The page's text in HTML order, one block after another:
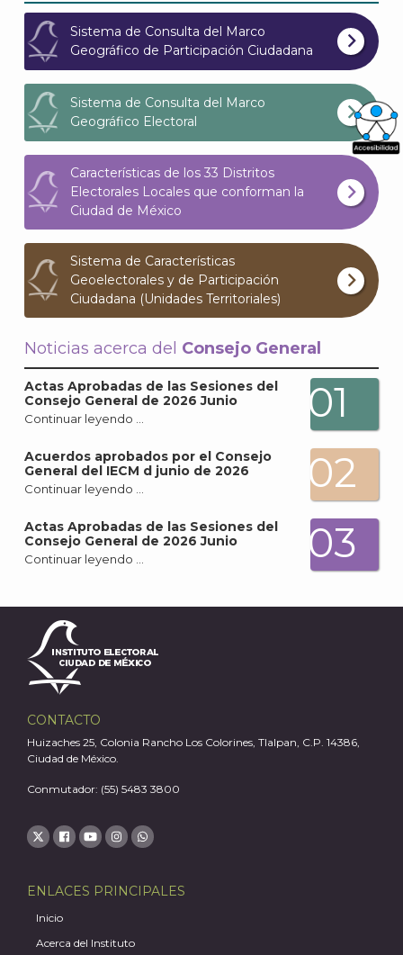
Sistema de Consulta del Marco
Geográfico de Participación Ciudadana
Sistema de Consulta del Marco
Geográfico Electoral
Características de los 33 Distritos
Electorales Locales que conforman la
Ciudad de México
Sistema de Características
Geoelectorales y de Participación
Ciudadana (Unidades Territoriales)
Noticias acerca del Consejo General
Actas Aprobadas de las Sesiones del
Consejo General de 2026 Junio
Continuar leyendo … 01
Acuerdos aprobados por el Consejo
General del IECM d junio de 2026
Continuar leyendo … 02
Actas Aprobadas de las Sesiones del
Consejo General de 2026 Junio
Continuar leyendo … 03
CONTACTO
Huizaches 25, Colonia Rancho Los Colorines, Tlalpan, C.P. 14386,
Ciudad de México.
Conmutador: (55) 5483 3800
ENLACES PRINCIPALES
Inicio
Acerca del Instituto